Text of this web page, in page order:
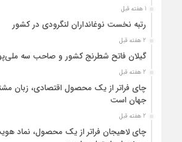
1 هفته قبل
رتبه نخست نوغانداران لنگرودی در کشور
2 هفته قبل
گیلان فاتح شطرنج کشور و صاحب سه
2 هفته قبل
چای فراتر از یک محصول اقتصادی، زبان
جهان است
2 هفته قبل
چای لاهیجان فراتر از یک محصول، نماد